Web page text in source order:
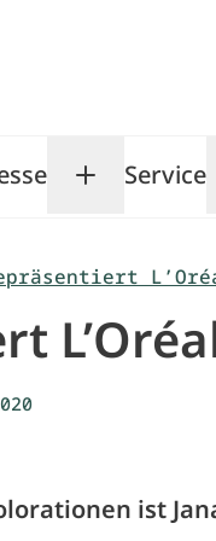
TOP Salon
ToggleService
ist